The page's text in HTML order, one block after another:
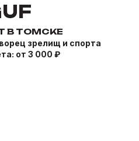
В ТОМСКЕ
зрелищ и спорта
от 3 000 ₽